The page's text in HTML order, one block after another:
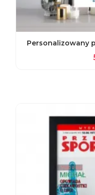
Personalizowany